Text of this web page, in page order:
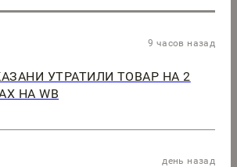
9 часов назад
УТРАТИЛИ ТОВАР НА 2
НА WB
день назад